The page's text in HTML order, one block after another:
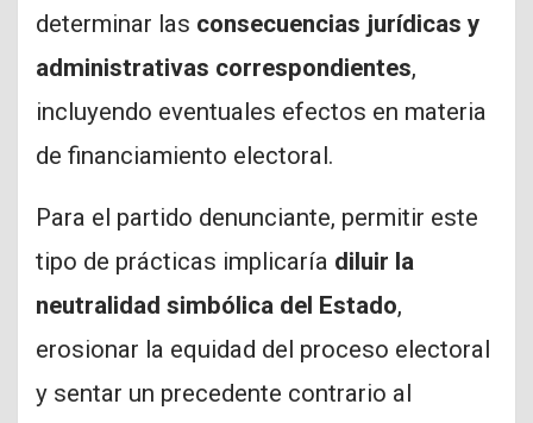
determinar las consecuencias jurídicas y
administrativas correspondientes,
incluyendo eventuales efectos en materia
de financiamiento electoral.
Para el partido denunciante, permitir este
tipo de prácticas implicaría diluir la
neutralidad simbólica del Estado,
erosionar la equidad del proceso electoral
y sentar un precedente contrario al